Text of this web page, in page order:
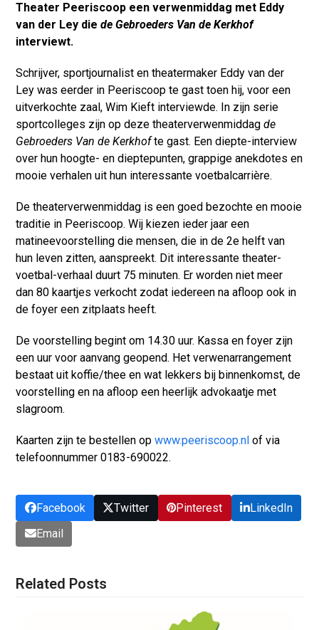
Theater Peeriscoop een verwenmiddag met Eddy
van der Ley diede Gebroeders Van de Kerkhof
interviewt.
Schrijver, sportjournalist en theatermaker Eddy van der
Ley was eerder in Peeriscoop te gast toen hij, voor een
uitverkochte zaal, Wim Kieft interviewde. In zijn serie
sportcolleges zijn op deze theaterverwenmiddagde
Gebroeders Van de Kerkhofte gast. Een diepte-interview
over hun hoogte- en dieptepunten, grappige anekdotes en
mooie verhalen uit hun interessante voetbalcarrière.
De theaterverwenmiddag is een goed bezochte en mooie
traditie in Peeriscoop. Wij kiezen ieder jaar een
matineevoorstelling die mensen, die in de 2e helft van
hun leven zitten, aanspreekt. Dit interessante theater-
voetbal-verhaal duurt 75 minuten. Er worden niet meer
dan 80 kaartjes verkocht zodat iedereen na afloop ook in
de foyer een zitplaats heeft.
De voorstelling begint om 14.30 uur. Kassa en foyer zijn
een uur voor aanvang geopend. Het verwenarrangement
bestaat uit koffie/thee en wat lekkers bij binnenkomst, de
voorstelling en na afloop een heerlijk advokaatje met
slagroom.
Kaarten zijn te bestellen opwww.peeriscoop.nl of via
telefoonnummer 0183-690022.
Facebook Twitter Pinterest
LinkedIn
Email
Related Posts